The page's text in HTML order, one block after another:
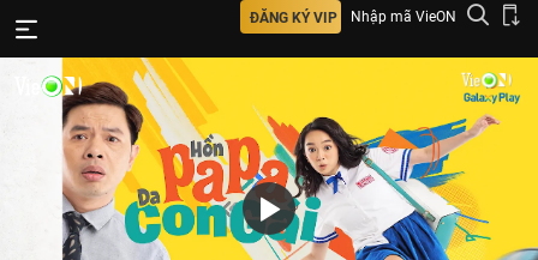
ĐĂNG KÝ VIP Nhập mã VieON